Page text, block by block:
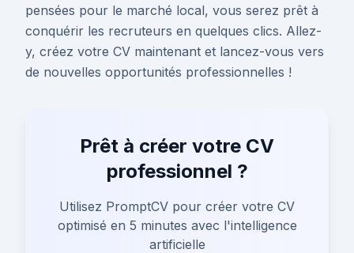
pensées pour le marché local, vous serez prêt à
conquérir les recruteurs en quelques clics. Allez-
y, créez votre CV maintenant et lancez-vous vers
de nouvelles opportunités professionnelles !
Prêt à créer votre CV
professionnel ?
Utilisez PromptCV pour créer votre CV
optimisé en 5 minutes avec l'intelligence
artificielle